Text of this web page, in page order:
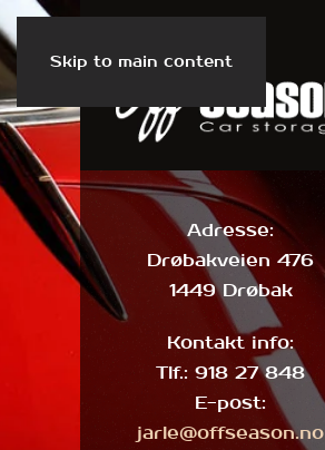
Skip to main content
Adresse:
Drøbakveien 476
1449 Drøbak
Kontakt info:
Tlf.: 918 27 848
E-post:
jarle@offseason.no